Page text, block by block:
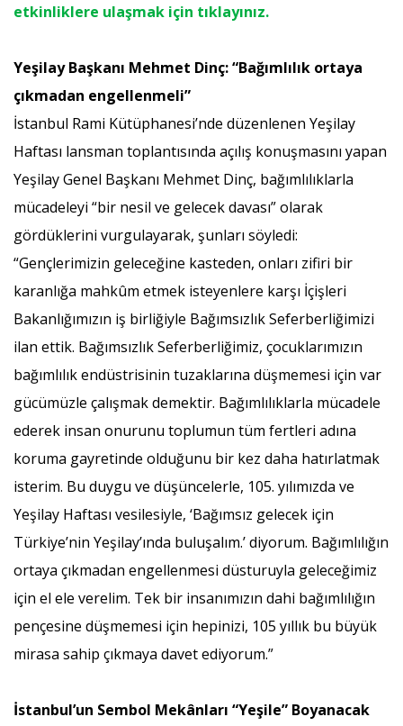
etkinliklere ulaşmak için tıklayınız.
Yeşilay Başkanı Mehmet Dinç: “Bağımlılık ortaya
çıkmadan engellenmeli”
İstanbul Rami Kütüphanesi’nde düzenlenen Yeşilay
Haftası lansman toplantısında açılış konuşmasını yapan
Yeşilay Genel Başkanı Mehmet Dinç, bağımlılıklarla
mücadeleyi “bir nesil ve gelecek davası” olarak
gördüklerini vurgulayarak, şunları söyledi:
“Gençlerimizin geleceğine kasteden, onları zifiri bir
karanlığa mahkûm etmek isteyenlere karşı İçişleri
Bakanlığımızın iş birliğiyle Bağımsızlık Seferberliğimizi
ilan ettik. Bağımsızlık Seferberliğimiz, çocuklarımızın
bağımlılık endüstrisinin tuzaklarına düşmemesi için var
gücümüzle çalışmak demektir. Bağımlılıklarla mücadele
ederek insan onurunu toplumun tüm fertleri adına
koruma gayretinde olduğunu bir kez daha hatırlatmak
isterim. Bu duygu ve düşüncelerle, 105. yılımızda ve
Yeşilay Haftası vesilesiyle, ‘Bağımsız gelecek için
Türkiye’nin Yeşilay’ında buluşalım.’ diyorum. Bağımlılığın
ortaya çıkmadan engellenmesi düsturuyla geleceğimiz
için el ele verelim. Tek bir insanımızın dahi bağımlılığın
pençesine düşmemesi için hepinizi, 105 yıllık bu büyük
mirasa sahip çıkmaya davet ediyorum.”
İstanbul’un Sembol Mekânları “Yeşile” Boyanacak